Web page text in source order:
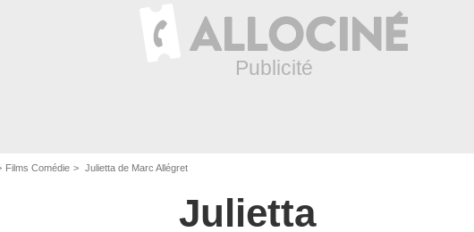
Films Comédie Julietta de Marc Allégret
Julietta